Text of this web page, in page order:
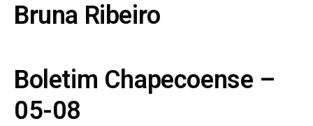
Bruna Ribeiro
Boletim Chapecoense –
05-08